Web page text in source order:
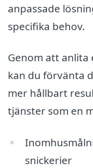
anpassade
specifika behov.
Genom att anlita
kan du förvänta
mer hållbart
tjänster som en
snickerier